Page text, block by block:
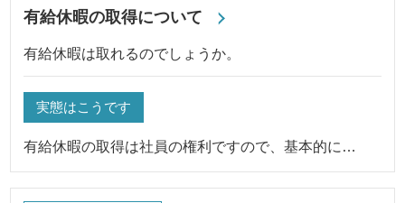
有給休暇の取得について
有給休暇は取れるのでしょうか。
実態はこうです
有給休暇の取得は社員の権利ですので、基本的に…